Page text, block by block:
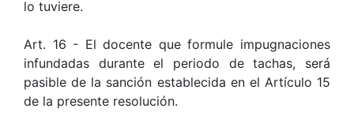
lo tuviere.
Art. 16 - El docente que formule impugnaciones
infundadas durante el periodo de tachas, será
pasible de la sanción establecida en el Artículo 15
de la presente resolución.